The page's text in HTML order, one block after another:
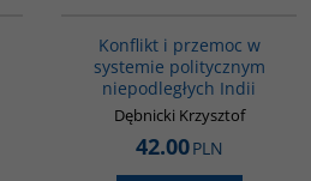
Konflikt i przemoc w
systemie politycznym
niepodległych Indii
Dębnicki Krzysztof
42.00PLN